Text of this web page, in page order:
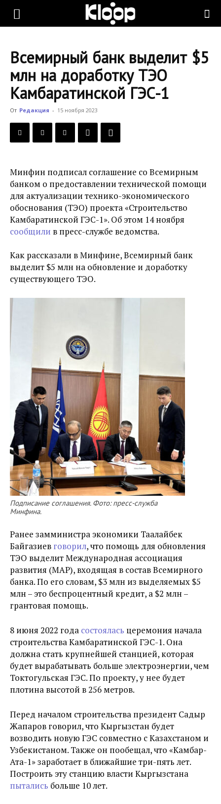
KLOOP.KG
Новости
Кыргызстана
Всемирный банк выделит $5
млн на доработку ТЭО
Камбаратинской ГЭС-1
От Редакция - 15 ноября 2023
Минфин подписал соглашение со Всемирным
банком о предоставлении технической помощи
для актуализации технико-экономического
обоснования (ТЭО) проекта «Строительство
Камбаратинской ГЭС-1». Об этом 14 ноября
сообщили в пресс-службе ведомства.
Как рассказали в Минфине, Всемирный банк
выделит $5 млн на обновление и доработку
существующего ТЭО.
Подписание соглашения. Фото: пресс-служба
Минфина.
Ранее замминистра экономики Таалайбек
Байгазиев говорил, что помощь для обновления
ТЭО выделит Международная ассоциация
развития (МАР), входящая в состав Всемирного
банка. По его словам, $3 млн из выделяемых $5
млн – это беспроцентный кредит, а $2 млн –
грантовая помощь.
8 июня 2022 года состоялась церемония начала
строительства Камбаратинской ГЭС-1. Она
должна стать крупнейшей станцией, которая
будет вырабатывать больше электроэнергии, чем
Токтогульская ГЭС. По проекту, у нее будет
плотина высотой в 256 метров.
Перед началом строительства президент Садыр
Жапаров говорил, что Кыргызстан будет
возводить новую ГЭС совместно с Казахстаном и
Узбекистаном. Также он пообещал, что «Камбар-
Ата-1» заработает в ближайшие три-пять лет.
Построить эту станцию власти Кыргызстана
пытались больше 10 лет.